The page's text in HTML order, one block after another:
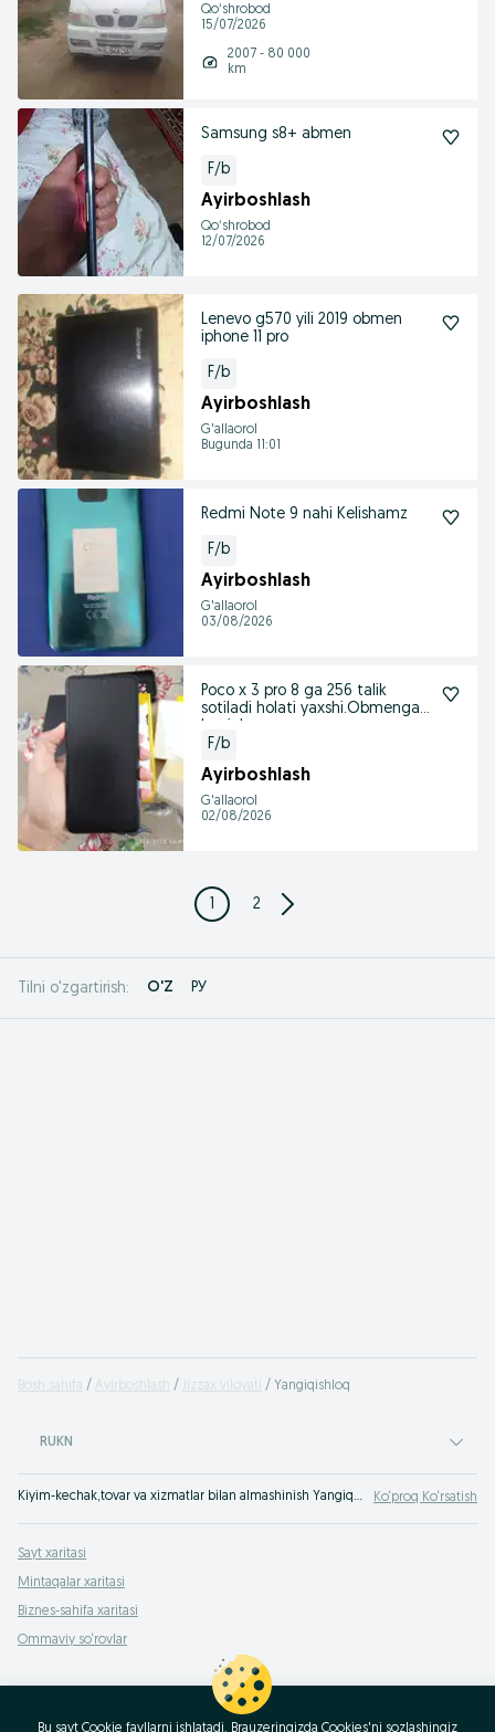
Qoʻshrobod
15/07/2026
2007 - 80 000
km
Samsung s8+ abmen
F/b
Ayirboshlash
Qoʻshrobod
12/07/2026
Lenevo g570 yili 2019 obmen
iphone 11 pro
F/b
Ayirboshlash
G'allaorol
Bugunda 11:01
Redmi Note 9 nahi Kelishamz
F/b
Ayirboshlash
G'allaorol
03/08/2026
Poco x 3 pro 8 ga 256 talik
sotiladi holati yaxshi.Obmenga
F/b
Ayirboshlash
G'allaorol
02/08/2026
1 2
Tilni o'zgartirish: O'Z РУ
Bosh sahifa Ayirboshlash Jizzax viloyati Yangiqishloq
RUKN
Kiyim-kechak,tovar va xizmatlar bilan almashinish Yangiqishloq - OLX Yangiqishloq bepul e‘lonlar sayti. Hamma OLXda buyumlar bilan almashinadi! Ko‘proq Ko‘rsatish
Sayt xaritasi
Mintaqalar xaritasi
Biznes-sahifa xaritasi
Ommaviy so‘rovlar
Bu sayt Cookie fayllarni ishlatadi. Brauzeringizda Cookies'ni sozlashingiz